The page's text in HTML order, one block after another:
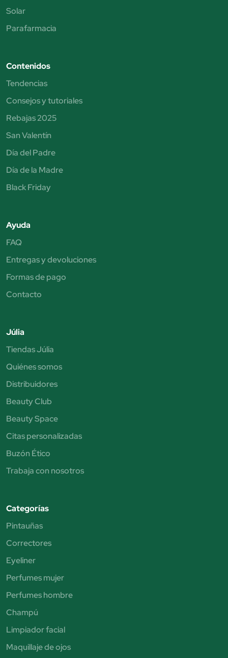
Solar
Parafarmacia
Contenidos
Tendencias
Consejos y tutoriales
Rebajas 2025
San Valentín
Día del Padre
Día de la Madre
Black Friday
Ayuda
FAQ
Entregas y devoluciones
Formas de pago
Contacto
Júlia
Tiendas Júlia
Quiénes somos
Distribuidores
Beauty Club
Beauty Space
Citas personalizadas
Buzón Ético
Trabaja con nosotros
Categorías
Pintauñas
Correctores
Eyeliner
Perfumes mujer
Perfumes hombre
Champú
Limpiador facial
Maquillaje de ojos